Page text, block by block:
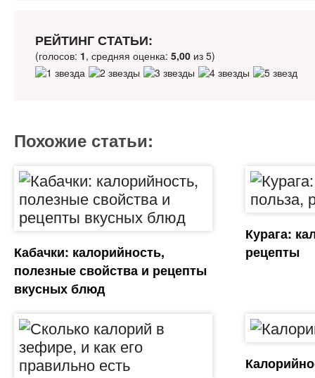
РЕЙТИНГ СТАТЬИ:
(голосов: 1, средняя оценка: 5,00из 5)
Похожие статьи:
Кабачки: калорийность,
полезные свойства и рецепты
вкусных блюд
Курага:
рецепты